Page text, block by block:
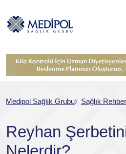
Medipol Sağlık Grubu Sağlık
Reyhan